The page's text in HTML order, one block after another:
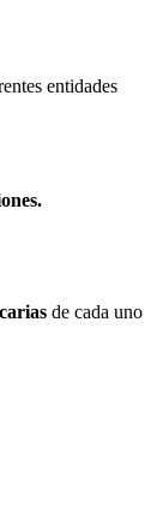
entidades
de cada uno